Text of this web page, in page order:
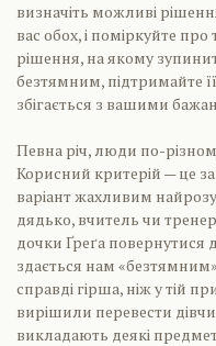
визначіть можливі
вас обох, і поміркуйте
рішення, на якому
безтямним, підтримайте
збігається з вашими
Певна річ, люди по-
Корисний критерій — це
варіант жахливим
дядько, вчитель чи
дочки Ґреґа повернутися
здається нам
справді гірша, ніж у тій
вирішили перевести
викладають деякі